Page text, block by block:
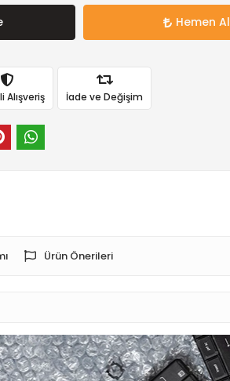
Hemen Al
Alışveriş İade ve Değişim
Ürün Önerileri